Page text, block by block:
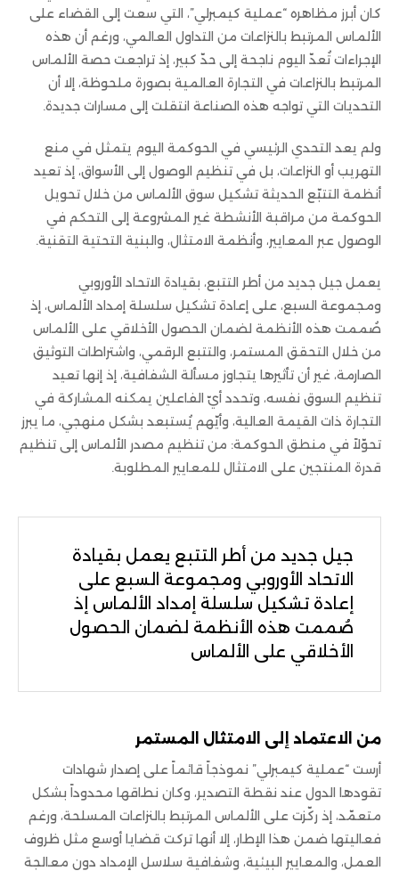
كان أبرز مظاهره “عملية كيمبرلي”، التي سعت إلى القضاء على
الألماس المرتبط بالنزاعات من التداول العالمي، ورغم أن هذه
الإجراءات تُعدّ اليوم ناجحة إلى حدّ كبير، إذ تراجعت حصة الألماس
المرتبط بالنزاعات في التجارة العالمية بصورة ملحوظة، إلا أن
التحديات التي تواجه هذه الصناعة انتقلت إلى مسارات جديدة.
ولم يعد التحدي الرئيسي في الحوكمة اليوم يتمثل في منع
التهريب أو النزاعات، بل في تنظيم الوصول إلى الأسواق، إذ تعيد
أنظمة التتبّع الحديثة تشكيل سوق الألماس من خلال تحويل
الحوكمة من مراقبة الأنشطة غير المشروعة إلى التحكم في
الوصول عبر المعايير، وأنظمة الامتثال، والبنية التحتية التقنية.
يعمل جيل جديد من أطر التتبع، بقيادة الاتحاد الأوروبي
ومجموعة السبع، على إعادة تشكيل سلسلة إمداد الألماس، إذ
صُممت هذه الأنظمة لضمان الحصول الأخلاقي على الألماس
من خلال التحقق المستمر، والتتبع الرقمي، واشتراطات التوثيق
الصارمة، غير أن تأثيرها يتجاوز مسألة الشفافية، إذ إنها تعيد
تنظيم السوق نفسه، وتحدد أيّ الفاعلين يمكنه المشاركة في
التجارة ذات القيمة العالية، وأيّهم يُستبعد بشكل منهجي، ما يبرز
تحوّلاً في منطق الحوكمة: من تنظيم مصدر الألماس إلى تنظيم
قدرة المنتجين على الامتثال للمعايير المطلوبة.
جيل جديد من أطر التتبع يعمل بقيادة
الاتحاد الأوروبي ومجموعة السبع على
إعادة تشكيل سلسلة إمداد الألماس إذ
صُممت هذه الأنظمة لضمان الحصول
الأخلاقي على الألماس
من الاعتماد إلى الامتثال المستمر
أرست “عملية كيمبرلي” نموذجاً قائماً على إصدار شهادات
تقودها الدول عند نقطة التصدير، وكان نطاقها محدوداً بشكل
متعمّد، إذ ركّزت على الألماس المرتبط بالنزاعات المسلحة، ورغم
فعاليتها ضمن هذا الإطار، إلا أنها تركت قضايا أوسع مثل ظروف
العمل، والمعايير البيئية، وشفافية سلاسل الإمداد دون معالجة